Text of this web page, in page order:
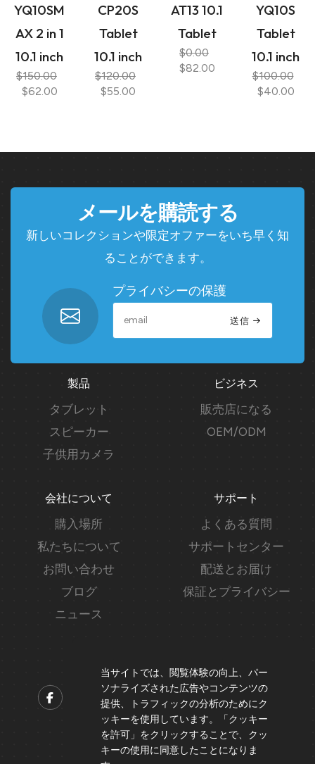
YQ10SM
AX 2 in 1
10.1 inch
$150.00
$62.00
CP20S
Tablet
10.1 inch
$120.00
$55.00
AT13 10.1
Tablet
$0.00
$82.00
YQ10S
Tablet
10.1 inch
$100.00
$40.00
メールを購読する
新しいコレクションや限定オファーをいち早く知
ることができます。
プライバシーの保護
送信
製品
タブレット
スピーカー
子供用カメラ
ビジネス
販売店になる
OEM/ODM
会社について
購入場所
私たちについて
お問い合わせ
ブログ
ニュース
サポート
よくある質問
サポートセンター
配送とお届け
保証とプライバシー
Contact us
Support@peicheng-qps.com
当サイトでは、閲覧体験の向上、パー
ソナライズされた広告やコンテンツの
提供、トラフィックの分析のためにク
ッキーを使用しています。「クッキー
を許可」をクリックすることで、クッ
キーの使用に同意したことになりま